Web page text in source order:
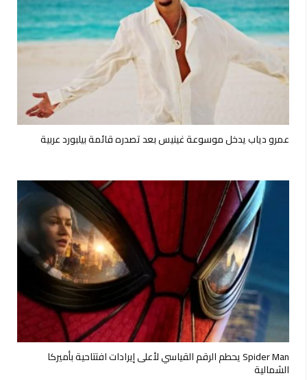
عمرو دياب يدخل موسوعة غينيس بعد تصدره قائمة بيلبورد عربية
Spider Man يحطم الرقم القياسي لأعلى إيرادات افتتاحية بأميركا
الشمالية